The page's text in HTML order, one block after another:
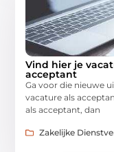
Vind hier je
acceptant
Ga voor die nieuwe
vacature als
als acceptant, dan
Zakelijke